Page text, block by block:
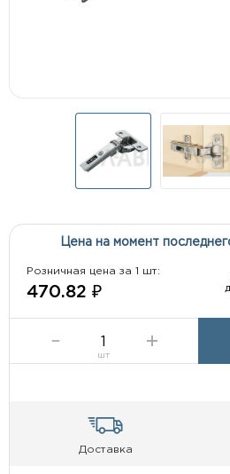
Цена на момент
Розничная цена за 1 шт:
470.82 ₽
шт
Доставка